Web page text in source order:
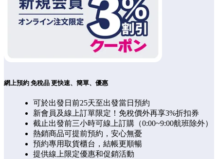
網上預約 免稅品 更快速、簡單、優惠
可於出發日前25天至出發當日預約
新會員及線上訂單限定！免稅價外再享3%折扣券
截止出發前三小時可線上訂購（0:00~9:00航班除外）
熱銷商品可提前預約，安心無憂
預約專用取貨櫃台，結帳更順暢
提供線上限定優惠和促銷活動